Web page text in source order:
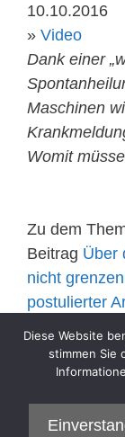
10.10.2016
» Video
Dank einer
Maschinen
Womit
Zu dem
Beitrag Über
nicht
postulierter
2016.
Kategorien
Sell
Diese Website
stimmen Sie